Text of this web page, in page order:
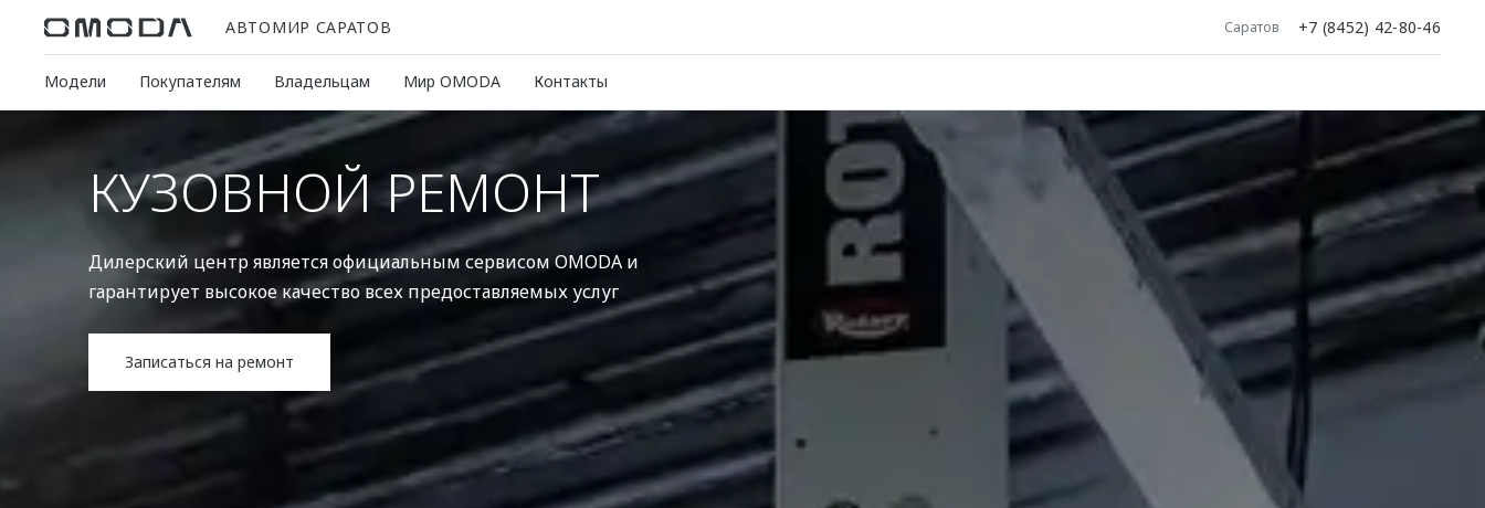
АВТОМИР САРАТОВ Саратов +7 (8452) 42-80-46
Модели Покупателям Владельцам Мир OMODA Контакты
КУЗОВНОЙ РЕМОНТ
Дилерский центр является официальным сервисом OMODA и
гарантирует высокое качество всех предоставляемых услуг
Записаться на ремонт